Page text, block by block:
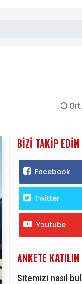
Ort.
BIZI TAKIP EDIN
Facebook
Twitter
Youtube
ANKETE KATILIN
Sitemizi nasıl